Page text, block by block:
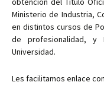
Ministerio de Industria,
en distintos cursos de
de profesionalidad, y
Universidad.
Les facilitamos enlace